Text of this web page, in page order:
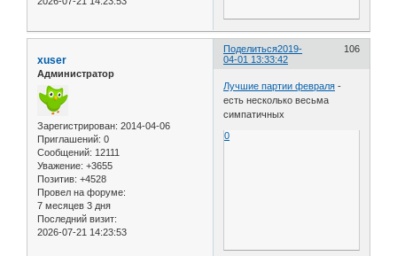
Поделиться 106
2019-
04-01 13:33:42
xuser
Администратор
Зарегистрирован: 2014-04-06
Приглашений: 0
Сообщений: 12111
Уважение: +3655
Позитив: +4528
Провел на форуме:
7 месяцев 3 дня
Последний визит:
2026-07-21 14:23:53
Лучшие партии февраля -
есть несколько весьма
симпатичных
0